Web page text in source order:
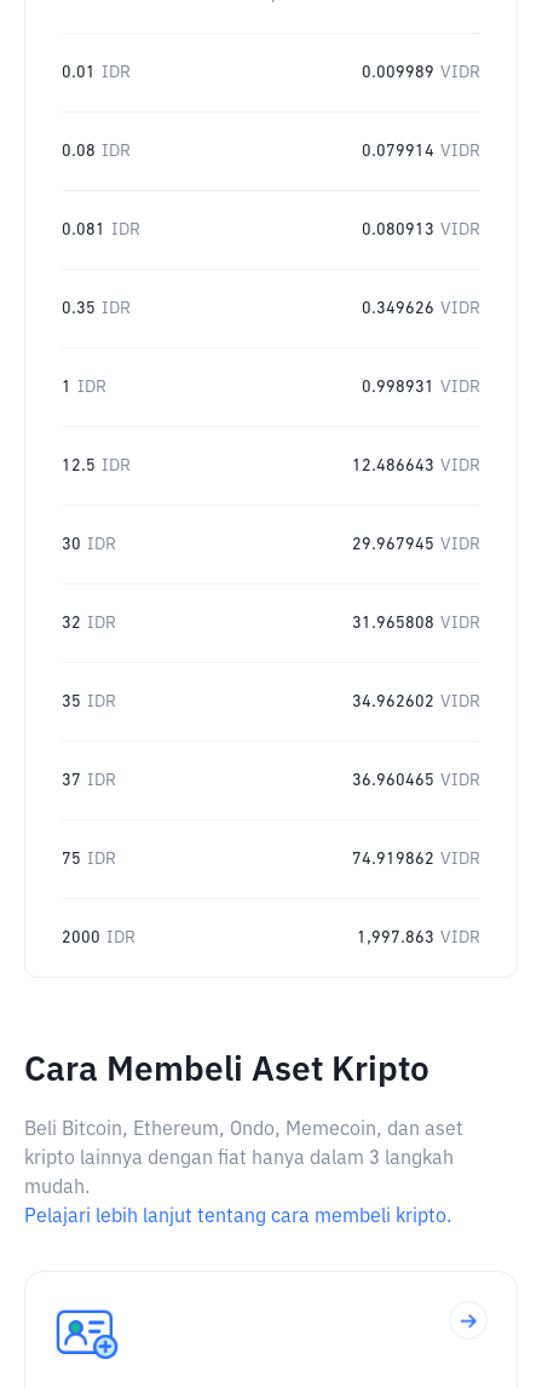
0.01 IDR 0.009989 VIDR
0.08 IDR 0.079914 VIDR
0.081 IDR 0.080913 VIDR
0.35 IDR 0.349626 VIDR
1 IDR 0.998931 VIDR
12.5 IDR 12.486643 VIDR
30 IDR 29.967945 VIDR
32 IDR 31.965808 VIDR
35 IDR 34.962602 VIDR
37 IDR 36.960465 VIDR
75 IDR 74.919862 VIDR
2000 IDR 1,997.863 VIDR
Cara Membeli Aset Kripto
Beli Bitcoin, Ethereum, Ondo, Memecoin, dan aset
kripto lainnya dengan fiat hanya dalam 3 langkah
mudah.
Pelajari lebih lanjut tentang cara membeli kripto.